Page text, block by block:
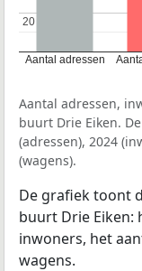
Aantal adressen
20
20
Aantal adressen,
buurt Drie Eiken.
(adressen), 2024
(wagens).
De grafiek toont
buurt Drie Eiken:
inwoners, het
wagens.